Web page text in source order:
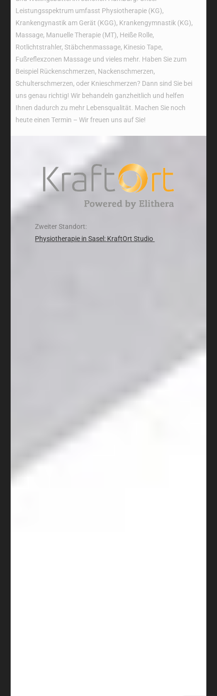
Leistungsspektrum umfasst Physiotherapie (KG),
Krankengynastik am Gerät (KGG), Krankengymnastik (KG),
Massage, Manuelle Therapie (MT), Heiße Rolle,
Rotlichtstrahler, Stäbchenmassage, Kinesio Tape,
Fußreflexzonen Massage und vieles mehr. Haben Sie zum
Beispiel Rückenschmerzen, Nackenschmerzen,
Schulterschmerzen, oder Knieschmerzen? Dann sind Sie bei
uns genau richtig! Wir behandeln ganzheitlich und helfen
Ihnen dadurch zu mehr Lebensqualität. Machen Sie noch
heute einen Termin – Wir freuen uns auf Sie!
Zweiter Standort:
Physiotherapie in Sasel: KraftOrt Studio